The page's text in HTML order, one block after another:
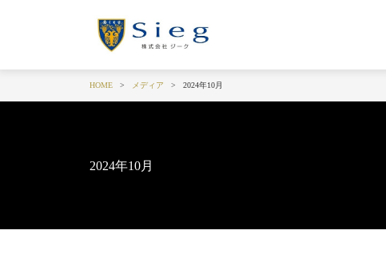
HOME メディア 2024年10月
2024年10月